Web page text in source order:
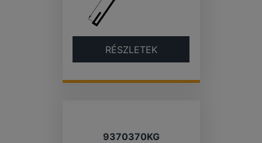
RÉSZLETEK
9370370KG